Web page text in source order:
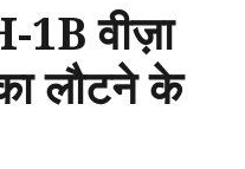
1B वीज़ा
लौटने के